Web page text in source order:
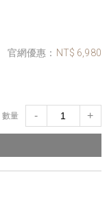
官網優惠： NT$ 6,980
數量 - +